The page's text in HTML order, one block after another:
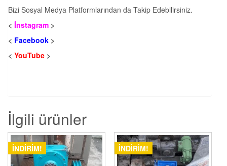
Bizi Sosyal Medya Platformlarından da Takip Edebilirsiniz.
< İnstagram >
< Facebook >
< YouTube >
İlgili ürünler
İNDIRIM! İNDIRIM!